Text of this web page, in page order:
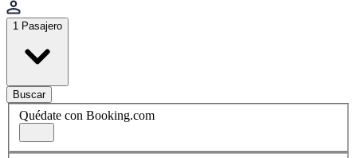
1 Pasajero
Buscar
Quédate con Booking.com